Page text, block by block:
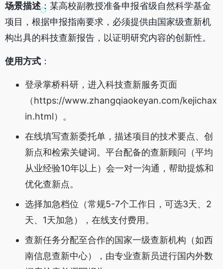
场景描述：某高校副教授准备申报省级自然科学基金
项目，根据申报指南要求，必须提供由国家级查新机
构出具的科技查新报告，以证明研究内容的创新性。
使用方式 ：
登录掌桥科研，进入科技查新服务页面
（https://www.zhangqiaokeyan.com/kejichax
in.html）。
在线填写查新委托单，描述项目的技术要点、创
新点和检索关键词。平台配备的查新顾问（平均
从业经验10年以上）会一对一沟通，帮助提炼和
优化查新点。
选择加急档位（常规5-7个工作日，可选3天、2
天、1天加急），在线支付费用。
查新任务分配至合作的国家一级查新机构（如西
南信息查新中心），由专业查新员进行国内外数